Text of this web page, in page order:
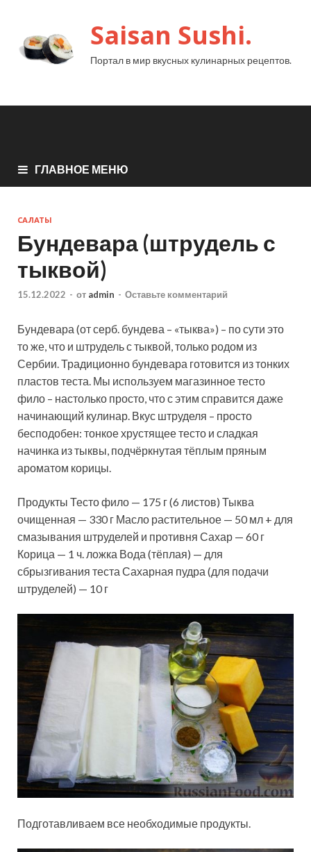
Saisan Sushi.
Портал в мир вкусных кулинарных рецептов.
ГЛАВНОЕ МЕНЮ
САЛАТЫ
Бундевара (штрудель с
тыквой)
15.12.2022 - от admin - Оставьте комментарий
Бундевара (от серб. бундева – «тыква») – по сути это
то же, что и штрудель с тыквой, только родом из
Сербии. Традиционно бундевара готовится из тонких
пластов теста. Мы используем магазинное тесто
фило – настолько просто, что с этим справится даже
начинающий кулинар. Вкус штруделя – просто
бесподобен: тонкое хрустящее тесто и сладкая
начинка из тыквы, подчёркнутая тёплым пряным
ароматом корицы.
Продукты Тесто фило — 175 г (6 листов) Тыква
очищенная — 330 г Масло растительное — 50 мл + для
смазывания штруделей и противня Сахар — 60 г
Корица — 1 ч. ложка Вода (тёплая) — для
сбрызгивания теста Сахарная пудра (для подачи
штруделей) — 10 г
Подготавливаем все необходимые продукты.